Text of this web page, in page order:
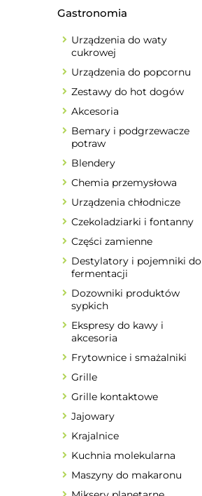
Gastronomia
Urządzenia do waty
cukrowej
Urządzenia do popcornu
Zestawy do hot dogów
Akcesoria
Bemary i podgrzewacze
potraw
Blendery
Chemia przemysłowa
Urządzenia chłodnicze
Czekoladziarki i fontanny
Części zamienne
Destylatory i pojemniki do
fermentacji
Dozowniki produktów
sypkich
Ekspresy do kawy i
akcesoria
Frytownice i smażalniki
Grille
Grille kontaktowe
Jajowary
Krajalnice
Kuchnia molekularna
Maszyny do makaronu